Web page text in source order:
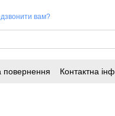
вам?
повернення Контактна